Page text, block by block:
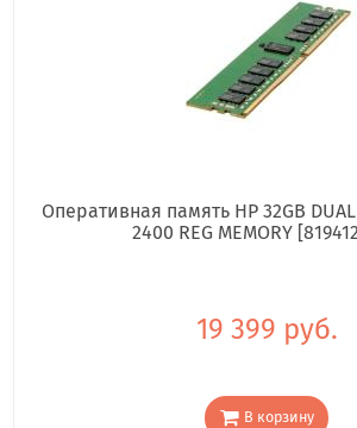
Оперативная память HP 32GB
2400 REG MEMORY
19 399 руб.
В корзину